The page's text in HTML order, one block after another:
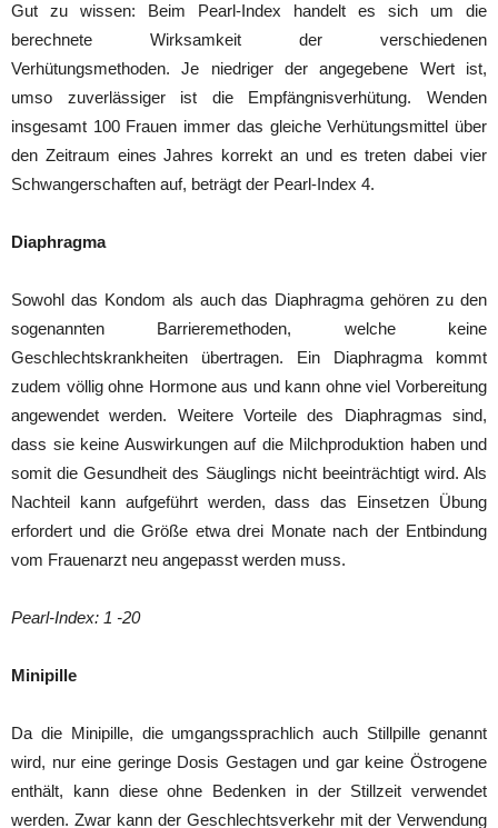
Gut zu wissen: Beim Pearl-Index handelt es sich um die
berechnete Wirksamkeit der verschiedenen
Verhütungsmethoden. Je niedriger der angegebene Wert ist,
umso zuverlässiger ist die Empfängnisverhütung. Wenden
insgesamt 100 Frauen immer das gleiche Verhütungsmittel über
den Zeitraum eines Jahres korrekt an und es treten dabei vier
Schwangerschaften auf, beträgt der Pearl-Index 4.
Diaphragma
Sowohl das Kondom als auch das Diaphragma gehören zu den
sogenannten Barrieremethoden, welche keine
Geschlechtskrankheiten übertragen. Ein Diaphragma kommt
zudem völlig ohne Hormone aus und kann ohne viel Vorbereitung
angewendet werden. Weitere Vorteile des Diaphragmas sind,
dass sie keine Auswirkungen auf die Milchproduktion haben und
somit die Gesundheit des Säuglings nicht beeinträchtigt wird. Als
Nachteil kann aufgeführt werden, dass das Einsetzen Übung
erfordert und die Größe etwa drei Monate nach der Entbindung
vom Frauenarzt neu angepasst werden muss.
Pearl-Index: 1 -20
Minipille
Da die Minipille, die umgangssprachlich auch Stillpille genannt
wird, nur eine geringe Dosis Gestagen und gar keine Östrogene
enthält, kann diese ohne Bedenken in der Stillzeit verwendet
werden. Zwar kann der Geschlechtsverkehr mit der Verwendung